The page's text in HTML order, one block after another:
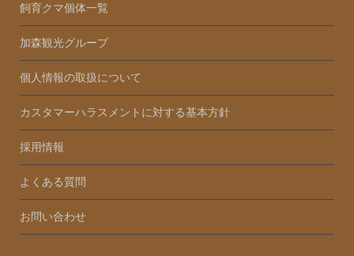
飼育クマ個体一覧
加森観光グループ
個人情報の取扱について
カスタマーハラスメントに対する基本方針
採用情報
よくある質問
お問い合わせ